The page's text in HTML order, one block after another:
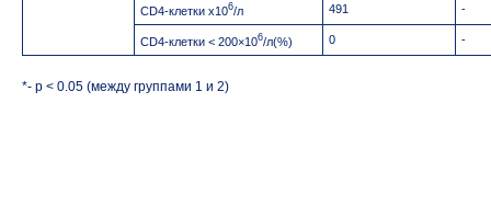
CD4-клетки х106/л 491 -
CD4-клетки < 200×106/л(%) 0 -
*- p < 0.05 (между группами 1 и 2)